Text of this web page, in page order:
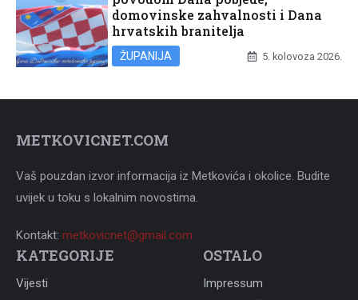
domovinske zahvalnosti i Dana
hrvatskih branitelja
ŽUPANIJA 5. kolovoza 2026.
METKOVICNET.COM
Vaš pouzdan izvor informacija iz Metkovića i okolice. Budite
uvijek u toku s lokalnim novostima.
Kontakt: metkovicnet@gmail.com
KATEGORIJE
Vijesti
OSTALO
Impressum